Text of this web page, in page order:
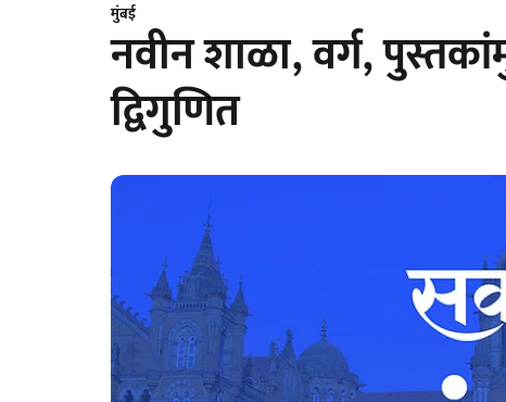
मुंबई
नवीन शाळा, वर्ग,
द्विगुणित